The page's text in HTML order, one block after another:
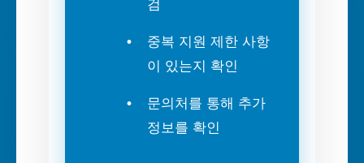
검
중복 지원 제한 사항
이 있는지 확인
문의처를 통해 추가
정보를 확인